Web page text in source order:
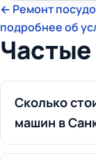
← Ремонт
подробнее об
Сколько
машин в